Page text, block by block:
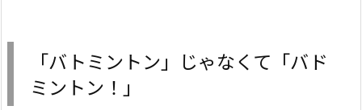
「バトミントン」じゃなくて「バド
ミントン！」